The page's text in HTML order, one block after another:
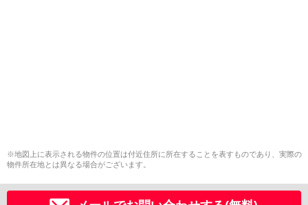
※地図上に表示される物件の位置は付近住所に所在することを表すものであり、実際の
物件所在地とは異なる場合がございます。